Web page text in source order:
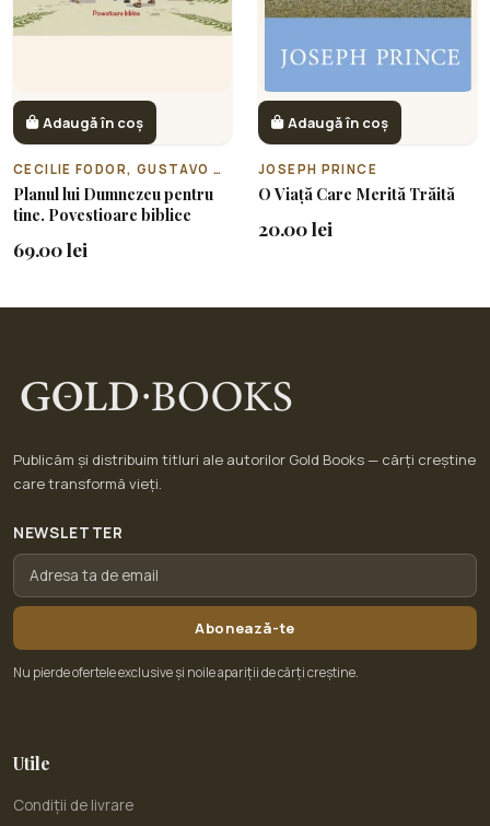
Adaugă în coș
CECILIE FODOR, GUSTAVO MAZALI
Planul lui Dumnezeu pentru
tine. Povestioare biblice
69.00 lei
Adaugă în coș
JOSEPH PRINCE
O Viață Care Merită Trăită
20.00 lei
Publicăm și distribuim titluri ale autorilor Gold Books — cărți creștine
care transformă vieți.
NEWSLETTER
Abonează-te
Nu pierde ofertele exclusive și noile apariții de cărți creștine.
Utile
Condiții de livrare